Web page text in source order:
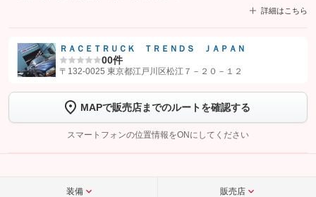
詳細はこちら
【STEP1】認証画面でグーネットを友だち追加してから「許可する」ボタンを押
トーク画面で
ボタンをタップして問い合わせを
完了してください。
こちら
ＲＡＣＥＴＲＵＣＫ ＴＲＥＮＤＳ ＪＡＰＡＮ
00件
〒132-0025 東京都江戸川区松江７－２０－１２
MAPで販売店までのルートを確認する
スマートフォンの位置情報をONにしてください
装備 販売店